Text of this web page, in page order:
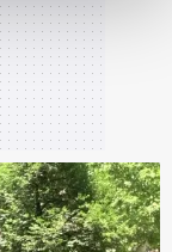
vermedikleri
İnternet
çerezler
çeşitli kişisel